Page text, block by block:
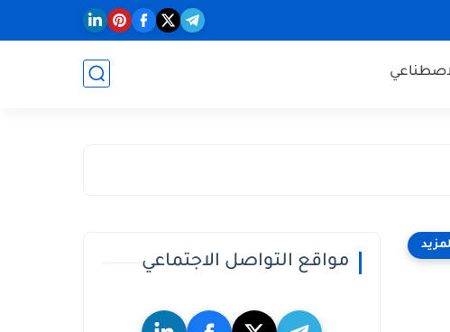
مواقع التواصل الاجتماعي